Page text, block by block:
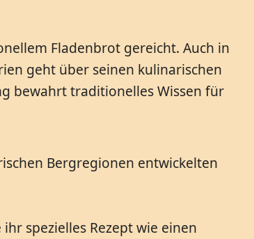
Fladenbrot gereicht. Auch in
geht über seinen kulinarischen
bewahrt traditionelles Wissen für
Bergregionen entwickelten
spezielles Rezept wie einen